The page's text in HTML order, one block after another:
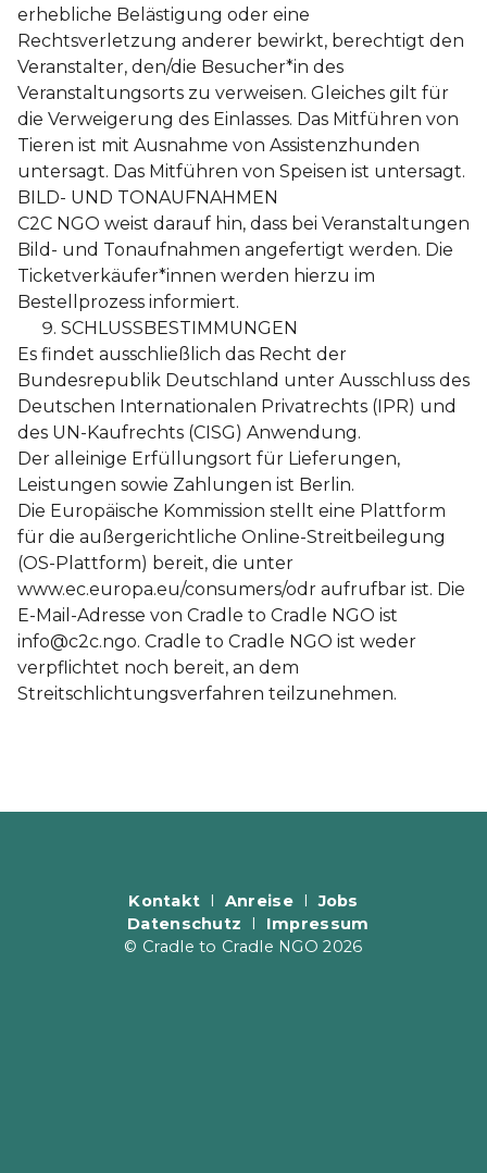
erhebliche Belästigung oder eine
Rechtsverletzung anderer bewirkt, berechtigt den
Veranstalter, den/die Besucher*in des
Veranstaltungsorts zu verweisen. Gleiches gilt für
die Verweigerung des Einlasses. Das Mitführen von
Tieren ist mit Ausnahme von Assistenzhunden
untersagt. Das Mitführen von Speisen ist untersagt.
BILD- UND TONAUFNAHMEN
C2C NGO weist darauf hin, dass bei Veranstaltungen
Bild- und Tonaufnahmen angefertigt werden. Die
Ticketverkäufer*innen werden hierzu im
Bestellprozess informiert.
SCHLUSSBESTIMMUNGEN
Es findet ausschließlich das Recht der
Bundesrepublik Deutschland unter Ausschluss des
Deutschen Internationalen Privatrechts (IPR) und
des UN-Kaufrechts (CISG) Anwendung.
Der alleinige Erfüllungsort für Lieferungen,
Leistungen sowie Zahlungen ist Berlin.
Die Europäische Kommission stellt eine Plattform
für die außergerichtliche Online-Streitbeilegung
(OS-Plattform) bereit, die unter
www.ec.europa.eu/consumers/odr aufrufbar ist. Die
E-Mail-Adresse von Cradle to Cradle NGO ist
info@c2c.ngo. Cradle to Cradle NGO ist weder
verpflichtet noch bereit, an dem
Streitschlichtungsverfahren teilzunehmen.
Kontakt I Anreise IJobs
Datenschutz I Impressum
© Cradle to Cradle NGO 2026